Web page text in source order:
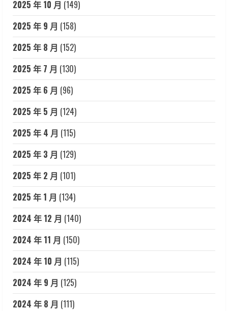
2025 年 10 月 (149)
2025 年 9 月 (158)
2025 年 8 月 (152)
2025 年 7 月 (130)
2025 年 6 月 (96)
2025 年 5 月 (124)
2025 年 4 月 (115)
2025 年 3 月 (129)
2025 年 2 月 (101)
2025 年 1 月 (134)
2024 年 12 月 (140)
2024 年 11 月 (150)
2024 年 10 月 (115)
2024 年 9 月 (125)
2024 年 8 月 (111)